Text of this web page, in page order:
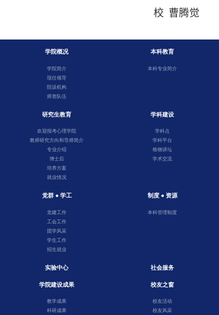
校 曹腾觉
学院概况
学院简介
现任领导
院设机构
师资队伍
本科教育
本科专业简介
研究生教育
欢迎报考心理学院
教师研究方向和导师简介
专业介绍
博士后
培养方案
就业情况
学科建设
学科点
学科平台
格物讲坛
学术交流
党群 ● 学工
党建工作
工会工作
团学风采
学生工作
招生就业
制度 ● 资源
本科管理制度
实验中心 社会服务
学院建设成果
教学成果
科研成果
校友之窗
校友活动
校友风采